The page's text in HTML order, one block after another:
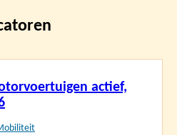
actief,